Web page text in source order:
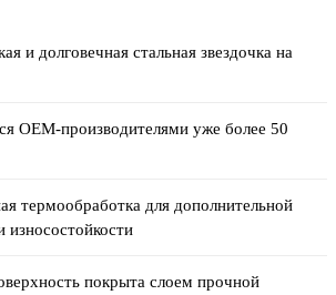
и долговечная стальная звездочка на
OEM-производителями уже более 50
термообработка для дополнительной
износостойкости
покрыта слоем прочной